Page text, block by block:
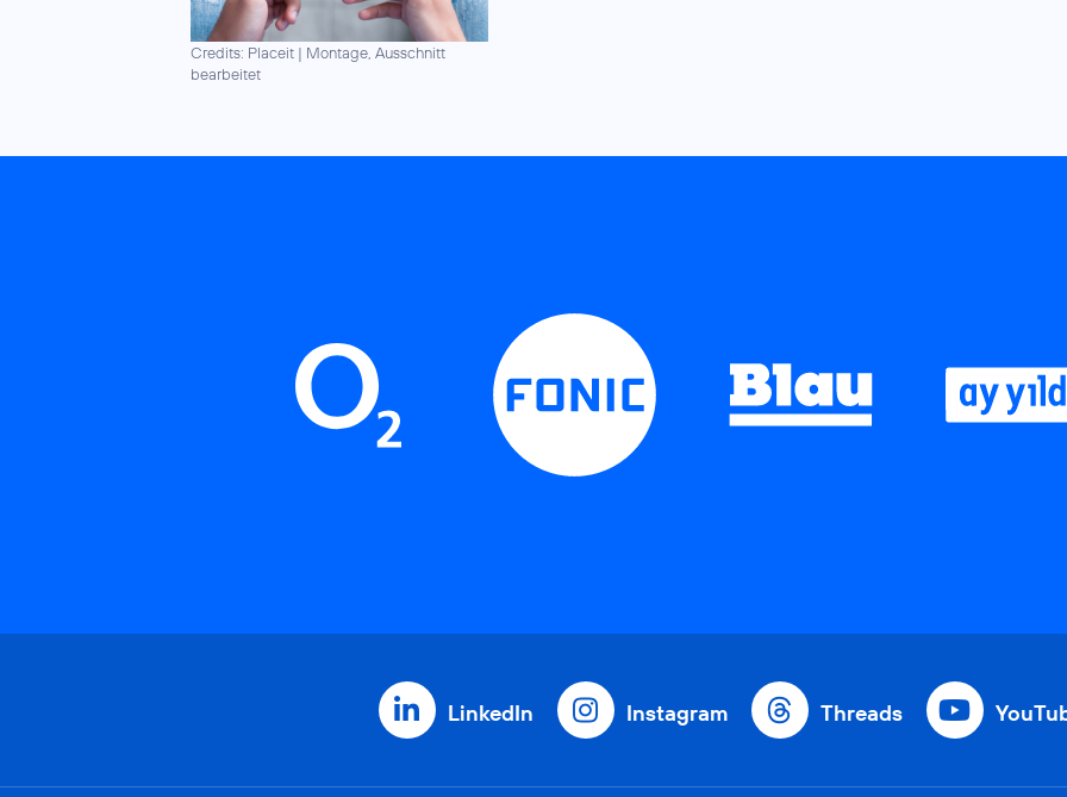
Credits: Placeit | Montage, Ausschnitt
bearbeitet
LinkedIn Instagram Threads